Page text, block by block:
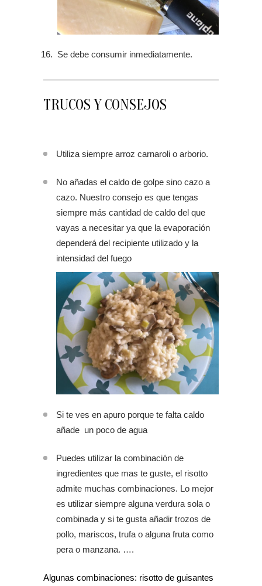
Se debe consumir inmediatamente.
TRUCOS Y CONSEJOS
Utiliza siempre arroz carnaroli o arborio.
No añadas el caldo de golpe sino cazo a
cazo. Nuestro consejo es que tengas
siempre más cantidad de caldo del que
vayas a necesitar ya que la evaporación
dependerá del recipiente utilizado y la
intensidad del fuego
Si te ves en apuro porque te falta caldo
añade un poco de agua
Puedes utilizar la combinación de
ingredientes que mas te guste, el risotto
admite muchas combinaciones. Lo mejor
es utilizar siempre alguna verdura sola o
combinada y si te gusta añadir trozos de
pollo, mariscos, trufa o alguna fruta como
pera o manzana. ….
Algunas combinaciones: risotto de guisantes